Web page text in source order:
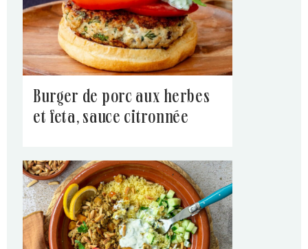
burger de porc aux herbes
et feta, sauce citronnée